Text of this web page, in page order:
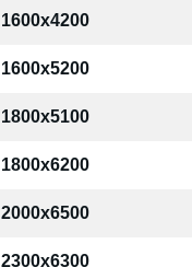
1600x4200
1600x5200
1800x5100
1800x6200
2000x6500
2300x6300